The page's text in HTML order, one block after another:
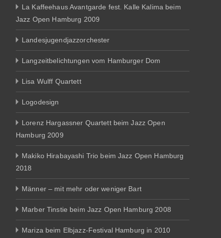
La Kaffeehaus Avantgarde fest. Kalle Kalima beim
Jazz Open Hamburg 2009
Landesjugendjazzorchester
Langzeitbelichtungen vom Hamburger Dom
Lisa Wulff Quartett
Logodesign
Lorenz Hargassner Quartett beim Jazz Open
Hamburg 2009
Makiko Hirabayashi Trio beim Jazz Open Hamburg
2018
Männer – mit mehr oder weniger Bart
Marber Tinstie beim Jazz Open Hamburg 2008
Mariza beim Elbjazz-Festival Hamburg in 2010